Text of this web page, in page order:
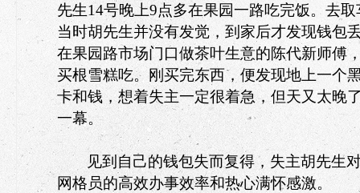
先生14号晚上9点多在果园一路吃完饭。去
当时胡先生并没有发觉，到家后才发现钱包
在果园路市场门口做茶叶生意的陈代新师傅
买根雪糕吃。刚买完东西，便发现地上一个
卡和钱，想着失主一定很着急，但天又太晚
一幕。
见到自己的钱包失而复得，失主胡先生
网格员的高效办事效率和热心满怀感激。